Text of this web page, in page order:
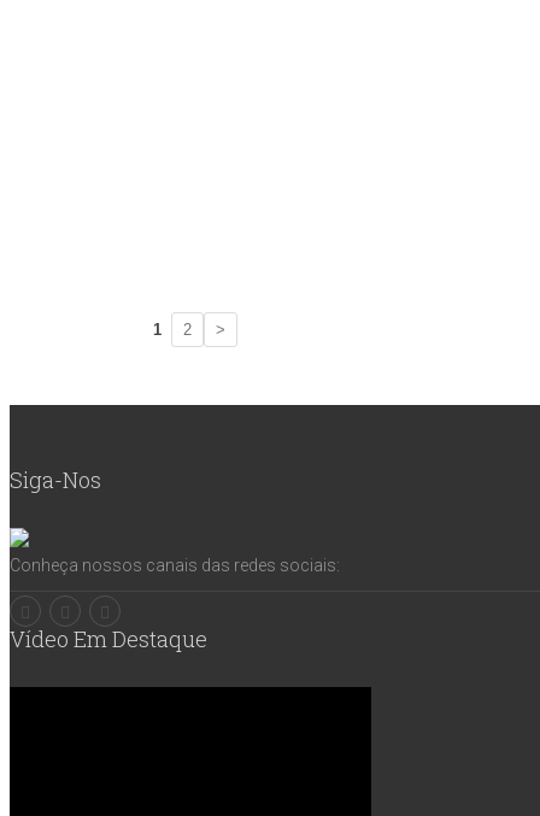
1 2 >
Siga-Nos
Conheça nossos canais das redes sociais:
Vídeo Em Destaque